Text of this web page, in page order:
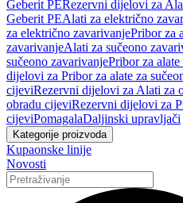
Geberit PERezervni dijelovi za
Geberit PEAlati za električno
za električno zavarivanjePribor za
zavarivanjeAlati za sučeono
sučeono zavarivanjePribor za
dijelovi za Pribor za alate za
cijeviRezervni dijelovi za Alati za
obradu cijeviRezervni dijelovi za
cijeviPomagalaDaljinski upravljači
Kategorije proizvoda
Kupaonske linije
Novosti